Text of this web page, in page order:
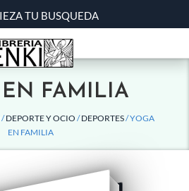
TU BUSQUEDA
FAMILIA
/DEPORTE Y OCIO /DEPORTES/ YOGA
EN FAMILIA